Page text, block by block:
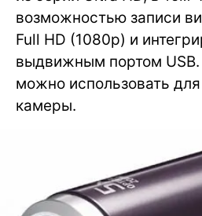
возможностью записи
Full HD (1080p) и
выдвижным портом USB.
можно использовать
камеры.